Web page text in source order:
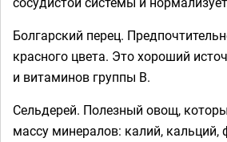
Болгарский перец.
красного цвета. Это хороший
и витаминов группы В.
Сельдерей. Полезный овощ,
массу минералов: калий, кальций,